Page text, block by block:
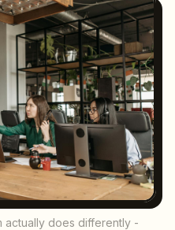
actually does differently -